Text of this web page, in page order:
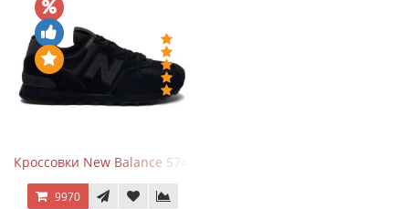
Кроссовки New Balance 574 All Black
9970